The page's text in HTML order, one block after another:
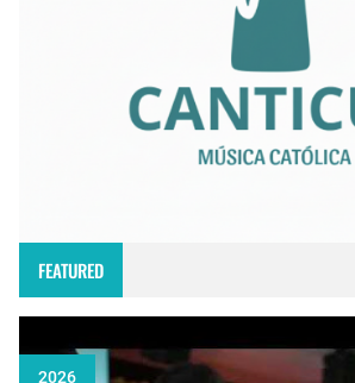
FEATURED
2026